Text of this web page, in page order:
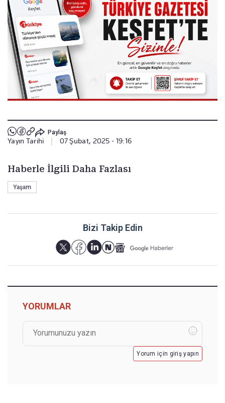
Paylaş
Yayın Tarihi 07 Şubat, 2025 - 19:16
Haberle İlgili Daha Fazlası
Yaşam
Bizi Takip Edin
YORUMLAR
Yorum için giriş yapın